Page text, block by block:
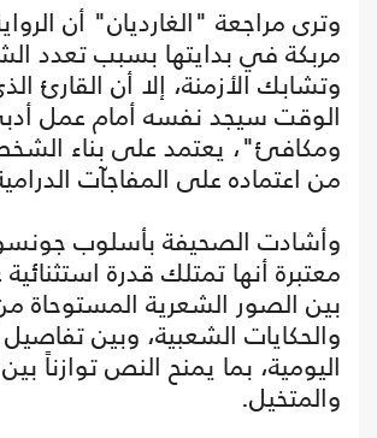
وترى مراجعة "الغارديان" أن
مربكة في بدايتها بسبب تعدد
وتشابك الأزمنة، إلا أن القارئ
الوقت سيجد نفسه أمام عمل
ومكافئ"، يعتمد على بناء
من اعتماده على المفاجآت
وأشادت الصحيفة بأسلوب
معتبرة أنها تمتلك قدرة
بين الصور الشعرية المستوحاة
والحكايات الشعبية، وبين تفاصيل
اليومية، بما يمنح النص توازناً
والمتخيل.